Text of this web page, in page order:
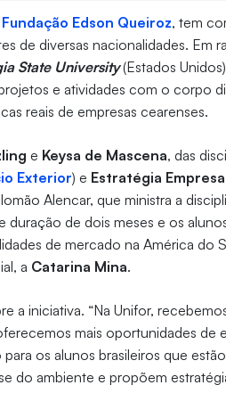
Fundação Edson Queiroz, tem
de diversas nacionalidades. Em
State University(Estados
e atividades com o corpo
reais de empresas cearenses.
e Keysa de Mascena, das
Exterior) e Estratégia
Alencar, que ministra a
duração de dois meses e os
de mercado na América do
a Catarina Mina.
a iniciativa. “Na Unifor,
mais oportunidades de
os alunos brasileiros que
do ambiente e propõem